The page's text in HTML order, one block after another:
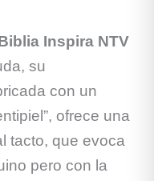
Inspira NTV
su
con un
ofrece una
tacto, que evoca
pero con la